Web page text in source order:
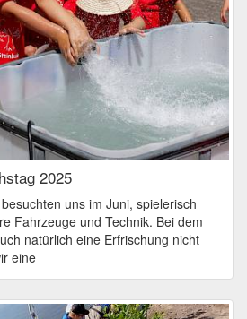
2025
uns im Juni, spielerisch
Fahrzeuge und Technik. Bei dem
natürlich eine Erfrischung nicht
eine